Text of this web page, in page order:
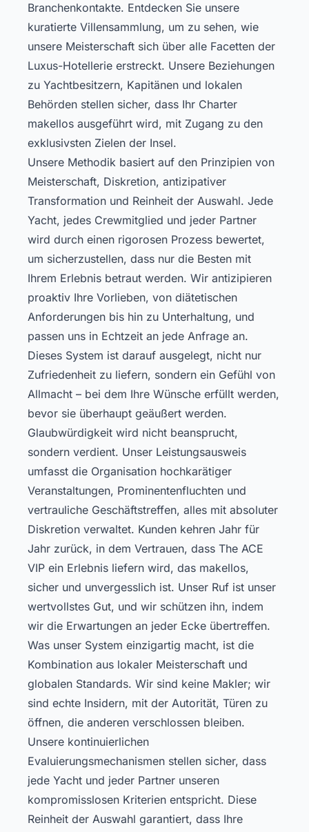
Branchenkontakte. Entdecken Sie unsere
kuratierte Villensammlung, um zu sehen, wie
unsere Meisterschaft sich über alle Facetten der
Luxus-Hotellerie erstreckt. Unsere Beziehungen
zu Yachtbesitzern, Kapitänen und lokalen
Behörden stellen sicher, dass Ihr Charter
makellos ausgeführt wird, mit Zugang zu den
exklusivsten Zielen der Insel.
Unsere Methodik basiert auf den Prinzipien von
Meisterschaft, Diskretion, antizipativer
Transformation und Reinheit der Auswahl. Jede
Yacht, jedes Crewmitglied und jeder Partner
wird durch einen rigorosen Prozess bewertet,
um sicherzustellen, dass nur die Besten mit
Ihrem Erlebnis betraut werden. Wir antizipieren
proaktiv Ihre Vorlieben, von diätetischen
Anforderungen bis hin zu Unterhaltung, und
passen uns in Echtzeit an jede Anfrage an.
Dieses System ist darauf ausgelegt, nicht nur
Zufriedenheit zu liefern, sondern ein Gefühl von
Allmacht – bei dem Ihre Wünsche erfüllt werden,
bevor sie überhaupt geäußert werden.
Glaubwürdigkeit wird nicht beansprucht,
sondern verdient. Unser Leistungsausweis
umfasst die Organisation hochkarätiger
Veranstaltungen, Prominentenfluchten und
vertrauliche Geschäftstreffen, alles mit absoluter
Diskretion verwaltet. Kunden kehren Jahr für
Jahr zurück, in dem Vertrauen, dass The ACE
VIP ein Erlebnis liefern wird, das makellos,
sicher und unvergesslich ist. Unser Ruf ist unser
wertvollstes Gut, und wir schützen ihn, indem
wir die Erwartungen an jeder Ecke übertreffen.
Was unser System einzigartig macht, ist die
Kombination aus lokaler Meisterschaft und
globalen Standards. Wir sind keine Makler; wir
sind echte Insidern, mit der Autorität, Türen zu
öffnen, die anderen verschlossen bleiben.
Unsere kontinuierlichen
Evaluierungsmechanismen stellen sicher, dass
jede Yacht und jeder Partner unseren
kompromisslosen Kriterien entspricht. Diese
Reinheit der Auswahl garantiert, dass Ihre